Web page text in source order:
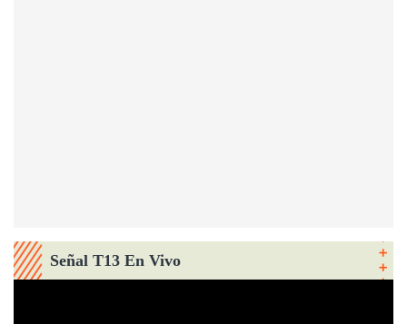
Señal T13 En Vivo